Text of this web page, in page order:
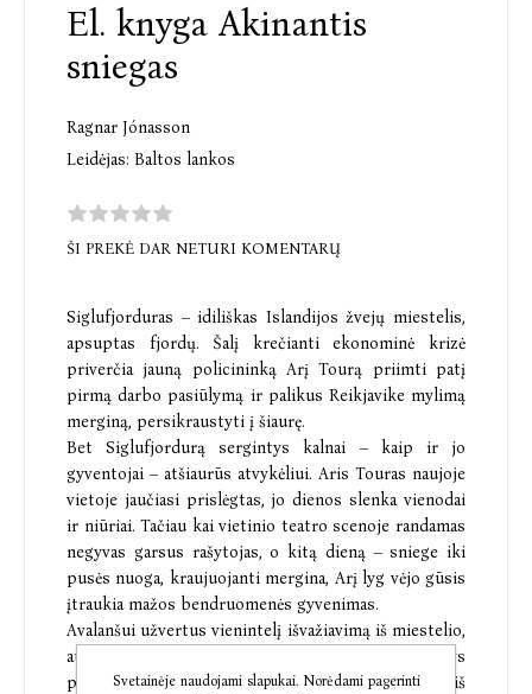
El. knyga Akinantis
sniegas
Ragnar Jónasson
Leidėjas: Baltos lankos
ŠI PREKĖ DAR NETURI KOMENTARŲ
Siglufjorduras – idiliškas Islandijos žvejų miestelis,
apsuptas fjordų. Šalį krečianti ekonominė krizė
priverčia jauną policininką Arį Tourą priimti patį
pirmą darbo pasiūlymą ir palikus Reikjavike mylimą
merginą, persikraustyti į šiaurę.
Bet Siglufjordurą sergintys kalnai – kaip ir jo
gyventojai – atšiaurūs atvykėliui. Aris Touras naujoje
vietoje jaučiasi prislėgtas, jo dienos slenka vienodai
ir niūriai. Tačiau kai vietinio teatro scenoje randamas
negyvas garsus rašytojas, o kitą dieną – sniege iki
pusės nuoga, kraujuojanti mergina, Arį lyg vėjo gūsis
įtraukia mažos bendruomenės gyvenimas.
Avalanšui užvertus vienintelį išvažiavimą iš miestelio,
auga klaustrofobiška įtampa. Gyventojų paslaptys
persipina su policijos tyrimu, o išsiaiškinti kas iš
Svetainėje naudojami slapukai. Norėdami pagerinti